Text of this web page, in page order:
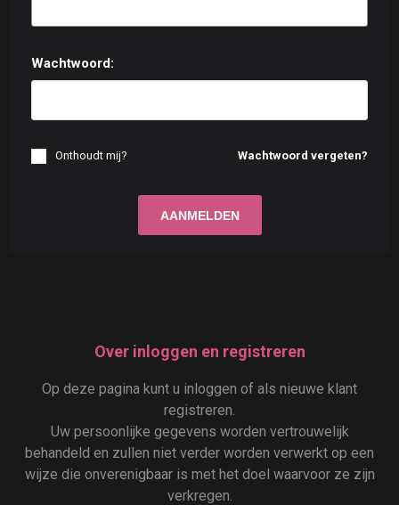
Wachtwoord:
Wachtwoord vergeten?
Onthoudt mij?
Over inloggen en registreren
Op deze pagina kunt u inloggen of als nieuwe klant
registreren.
Uw persoonlijke gegevens worden vertrouwelijk
behandeld en zullen niet verder worden verwerkt op een
wijze die onverenigbaar is met het doel waarvoor ze zijn
verkregen.